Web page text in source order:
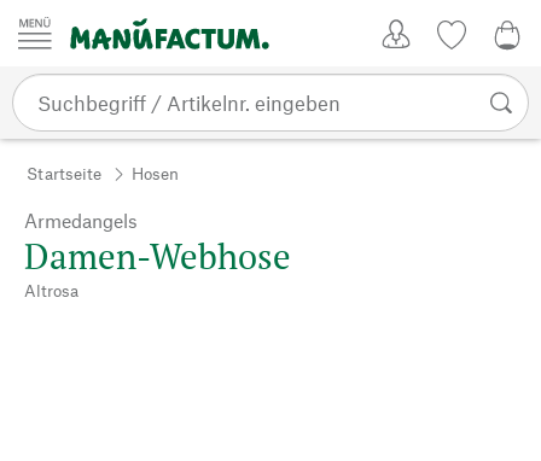
Zum Inhalt springen
Startseite Hosen
Armedangels
Damen-Webhose
Altrosa